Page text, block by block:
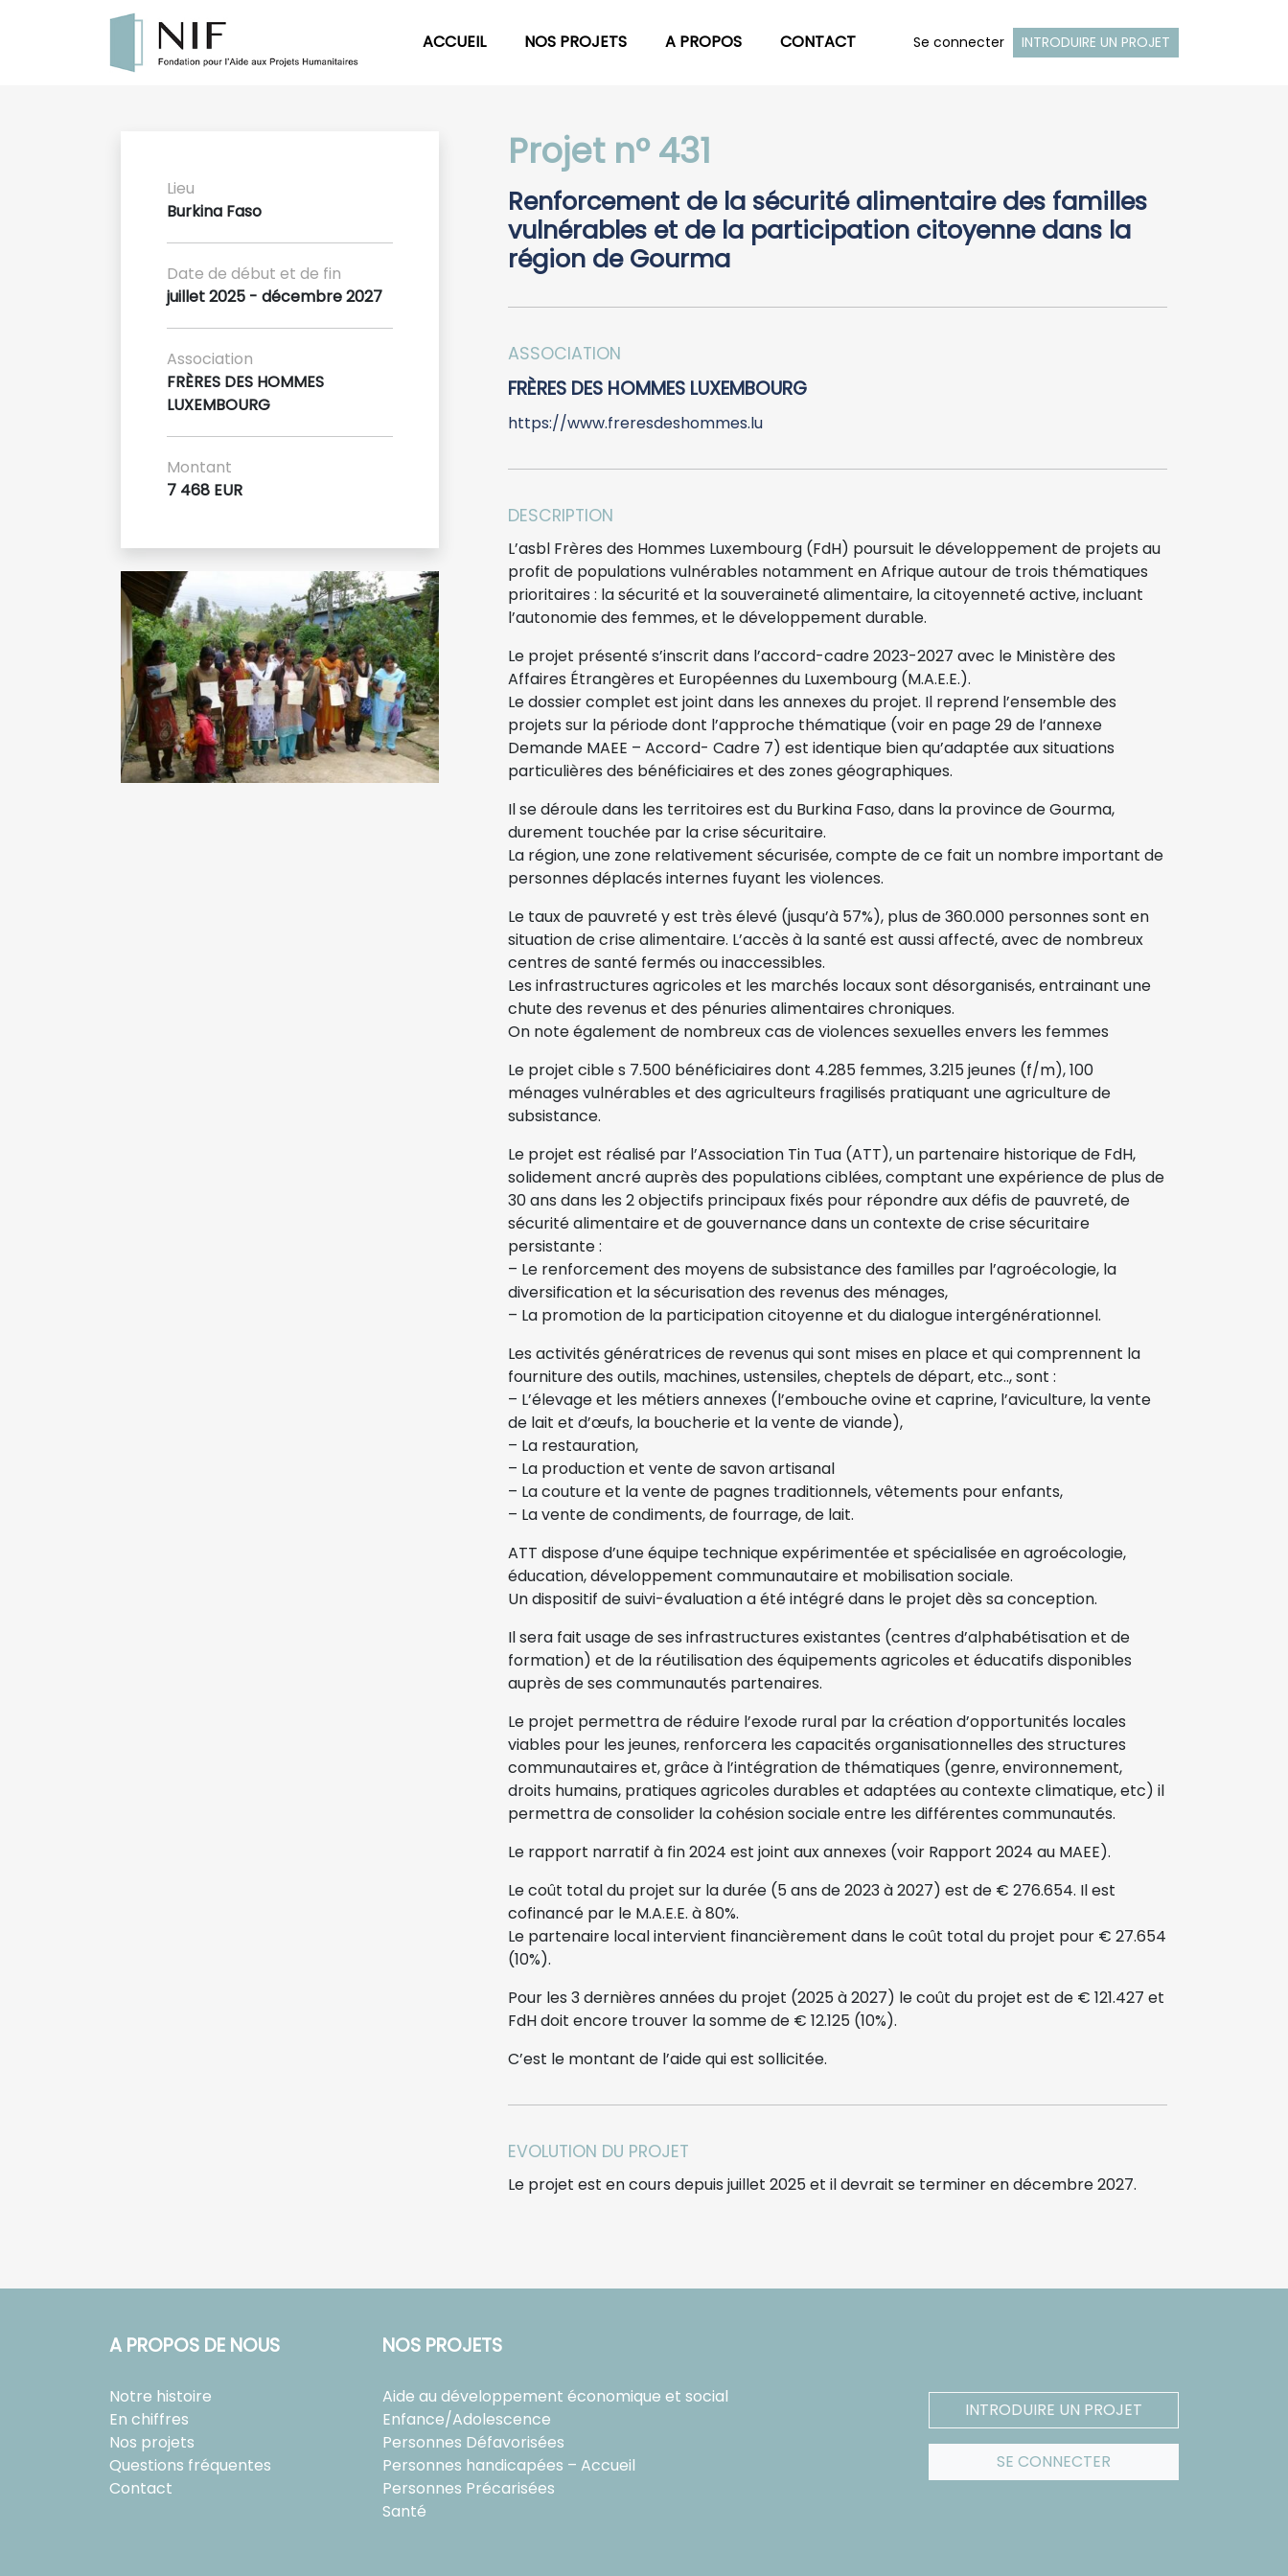
ACCUEIL NOS PROJETS A PROPOS CONTACT Se connecter INTRODUIRE UN PROJET
Lieu
Burkina Faso
Date de début et de fin
juillet 2025 - décembre 2027
Association
FRÈRES DES HOMMES
LUXEMBOURG
Montant
7 468 EUR
Projet n° 431
Renforcement de la sécurité alimentaire des familles
vulnérables et de la participation citoyenne dans la
région de Gourma
ASSOCIATION
FRÈRES DES HOMMES LUXEMBOURG
https://www.freresdeshommes.lu
DESCRIPTION
L’asbl Frères des Hommes Luxembourg (FdH) poursuit le développement de projets au
profit de populations vulnérables notamment en Afrique autour de trois thématiques
prioritaires : la sécurité et la souveraineté alimentaire, la citoyenneté active, incluant
l’autonomie des femmes, et le développement durable.
Le projet présenté s’inscrit dans l’accord-cadre 2023-2027 avec le Ministère des
Affaires Étrangères et Européennes du Luxembourg (M.A.E.E.).
Le dossier complet est joint dans les annexes du projet. Il reprend l’ensemble des
projets sur la période dont l’approche thématique (voir en page 29 de l’annexe
Demande MAEE – Accord- Cadre 7) est identique bien qu’adaptée aux situations
particulières des bénéficiaires et des zones géographiques.
Il se déroule dans les territoires est du Burkina Faso, dans la province de Gourma,
durement touchée par la crise sécuritaire.
La région, une zone relativement sécurisée, compte de ce fait un nombre important de
personnes déplacés internes fuyant les violences.
Le taux de pauvreté y est très élevé (jusqu’à 57%), plus de 360.000 personnes sont en
situation de crise alimentaire. L’accès à la santé est aussi affecté, avec de nombreux
centres de santé fermés ou inaccessibles.
Les infrastructures agricoles et les marchés locaux sont désorganisés, entrainant une
chute des revenus et des pénuries alimentaires chroniques.
On note également de nombreux cas de violences sexuelles envers les femmes
Le projet cible s 7.500 bénéficiaires dont 4.285 femmes, 3.215 jeunes (f/m), 100
ménages vulnérables et des agriculteurs fragilisés pratiquant une agriculture de
subsistance.
Le projet est réalisé par l’Association Tin Tua (ATT), un partenaire historique de FdH,
solidement ancré auprès des populations ciblées, comptant une expérience de plus de
30 ans dans les 2 objectifs principaux fixés pour répondre aux défis de pauvreté, de
sécurité alimentaire et de gouvernance dans un contexte de crise sécuritaire
persistante :
– Le renforcement des moyens de subsistance des familles par l’agroécologie, la
diversification et la sécurisation des revenus des ménages,
– La promotion de la participation citoyenne et du dialogue intergénérationnel.
Les activités génératrices de revenus qui sont mises en place et qui comprennent la
fourniture des outils, machines, ustensiles, cheptels de départ, etc.., sont :
– L’élevage et les métiers annexes (l’embouche ovine et caprine, l’aviculture, la vente
de lait et d’œufs, la boucherie et la vente de viande),
– La restauration,
– La production et vente de savon artisanal
– La couture et la vente de pagnes traditionnels, vêtements pour enfants,
– La vente de condiments, de fourrage, de lait.
ATT dispose d’une équipe technique expérimentée et spécialisée en agroécologie,
éducation, développement communautaire et mobilisation sociale.
Un dispositif de suivi-évaluation a été intégré dans le projet dès sa conception.
Il sera fait usage de ses infrastructures existantes (centres d’alphabétisation et de
formation) et de la réutilisation des équipements agricoles et éducatifs disponibles
auprès de ses communautés partenaires.
Le projet permettra de réduire l’exode rural par la création d’opportunités locales
viables pour les jeunes, renforcera les capacités organisationnelles des structures
communautaires et, grâce à l’intégration de thématiques (genre, environnement,
droits humains, pratiques agricoles durables et adaptées au contexte climatique, etc) il
permettra de consolider la cohésion sociale entre les différentes communautés.
Le rapport narratif à fin 2024 est joint aux annexes (voir Rapport 2024 au MAEE).
Le coût total du projet sur la durée (5 ans de 2023 à 2027) est de € 276.654. Il est
cofinancé par le M.A.E.E. à 80%.
Le partenaire local intervient financièrement dans le coût total du projet pour € 27.654
(10%).
Pour les 3 dernières années du projet (2025 à 2027) le coût du projet est de € 121.427 et
FdH doit encore trouver la somme de € 12.125 (10%).
C’est le montant de l’aide qui est sollicitée.
EVOLUTION DU PROJET
Le projet est en cours depuis juillet 2025 et il devrait se terminer en décembre 2027.
A PROPOS DE NOUS
Notre histoire
En chiffres
Nos projets
Questions fréquentes
Contact
NOS PROJETS
Aide au développement économique et social
Enfance/Adolescence
Personnes Défavorisées
Personnes handicapées – Accueil
Personnes Précarisées
Santé
INTRODUIRE UN PROJET
SE CONNECTER